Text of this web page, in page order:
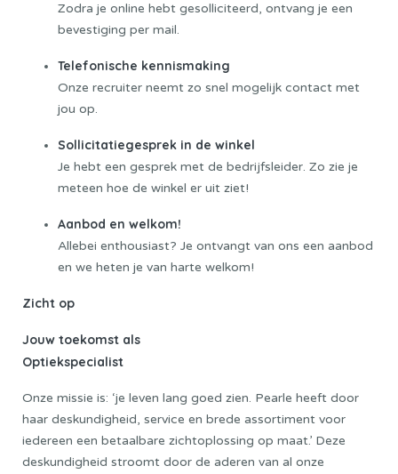
Zodra je online hebt gesolliciteerd, ontvang je een
bevestiging per mail.
Telefonische kennismaking
Onze recruiter neemt zo snel mogelijk contact met
jou op.
Sollicitatiegesprek in de winkel
Je hebt een gesprek met de bedrijfsleider. Zo zie je
meteen hoe de winkel er uit ziet!
Aanbod en welkom!
Allebei enthousiast? Je ontvangt van ons een aanbod
en we heten je van harte welkom!
Zicht op
Jouw toekomst als
Optiekspecialist
Onze missie is: ‘je leven lang goed zien. Pearle heeft door
haar deskundigheid, service en brede assortiment voor
iedereen een betaalbare zichtoplossing op maat.’ Deze
deskundigheid stroomt door de aderen van al onze